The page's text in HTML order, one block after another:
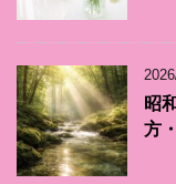
昭
方